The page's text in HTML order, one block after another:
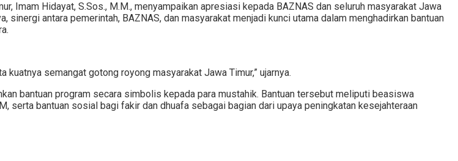
Imam Hidayat, S.Sos., M.M., menyampaikan apresiasi kepada BAZNAS dan seluruh masyarakat Jawa
antara pemerintah, BAZNAS, dan masyarakat menjadi kunci utama dalam menghadirkan bantuan
semangat gotong royong masyarakat Jawa Timur,” ujarnya.
bantuan program secara simbolis kepada para mustahik. Bantuan tersebut meliputi beasiswa
serta bantuan sosial bagi fakir dan dhuafa sebagai bagian dari upaya peningkatan kesejahteraan